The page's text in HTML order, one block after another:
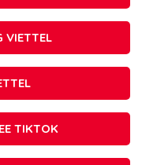
VIETTEL
TIKTOK